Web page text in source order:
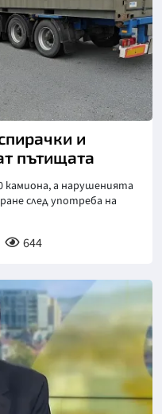
и
пътищата
камиона, а нарушенията
след употреба на
644